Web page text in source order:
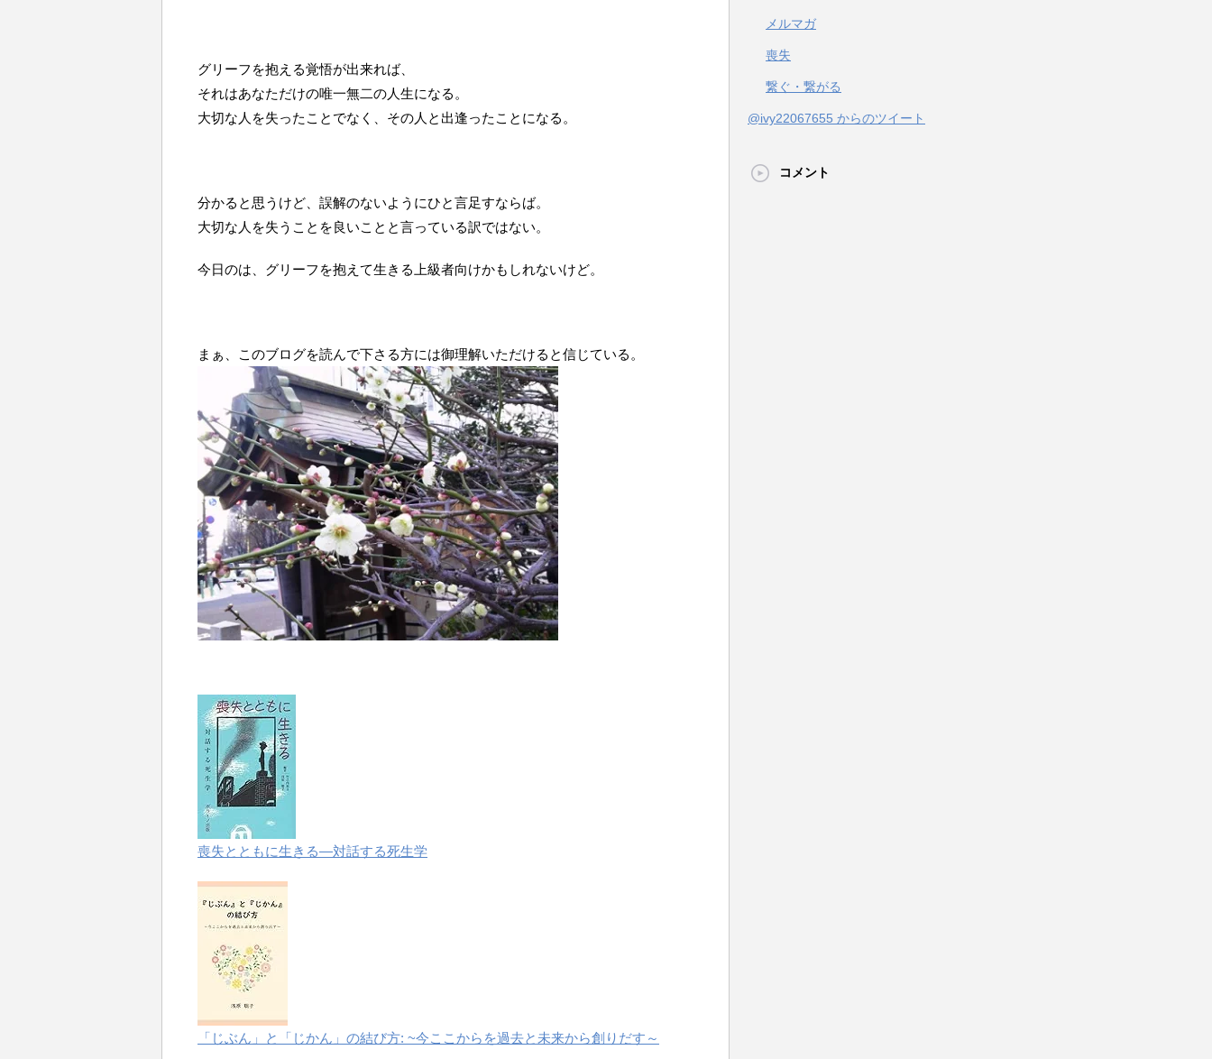
グリーフを抱える覚悟が出来れば、
それはあなただけの唯一無二の人生になる。
大切な人を失ったことでなく、その人と出逢ったことになる。
分かると思うけど、誤解のないようにひと言足すならば。
大切な人を失うことを良いことと言っている訳ではない。
今日のは、グリーフを抱えて生きる上級者向けかもしれないけど。
まぁ、このブログを読んで下さる方には御理解いただけると信じている。
喪失とともに生きる―対話する死生学
「じぶん」と「じかん」の結び方: ~今ここからを過去と未来から創りだす～
メルマガ
喪失
繋ぐ・繋がる
@ivy22067655 からのツイート
コメント